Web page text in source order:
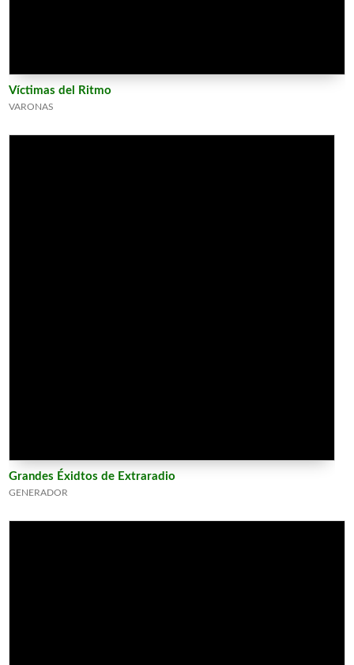
Víctimas del Ritmo
VARONAS
Grandes Éxidtos de Extraradio
GENERADOR